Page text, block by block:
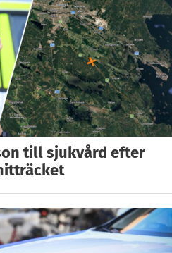
till sjukvård efter